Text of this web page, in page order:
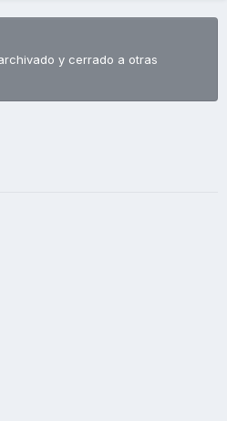
y cerrado a otras